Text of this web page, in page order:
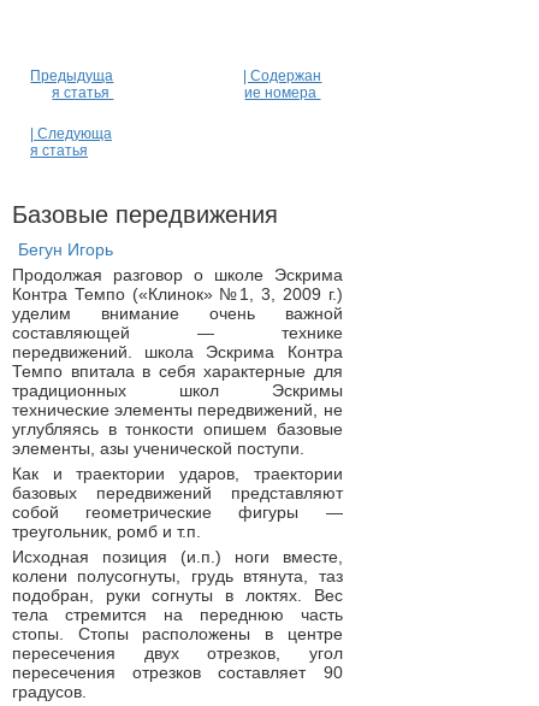
Предыдуща
я статья
| Содержан
ие номера
| Следующа
я статья
Базовые передвижения
Бегун Игорь
Продолжая разговор о школе Эскрима
Контра Темпо («Клинок» №1, 3, 2009 г.)
уделим внимание очень важной
составляющей — технике
передвижений. школа Эскрима Контра
Темпо впитала в себя характерные для
традиционных школ Эскримы
технические элементы передвижений, не
углубляясь в тонкости опишем базовые
элементы, азы ученической поступи.
Как и траектории ударов, траектории
базовых передвижений представляют
собой геометрические фигуры —
треугольник, ромб и т.п.
Исходная позиция (и.п.) ноги вместе,
колени полусогнуты, грудь втянута, таз
подобран, руки согнуты в локтях. Вес
тела стремится на переднюю часть
стопы. Стопы расположены в центре
пересечения двух отрезков, угол
пересечения отрезков составляет 90
градусов.